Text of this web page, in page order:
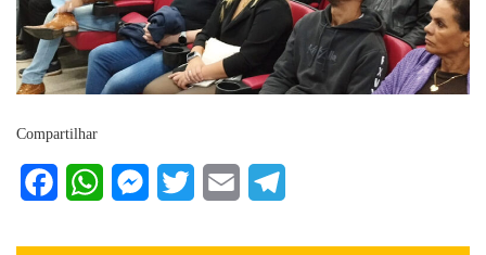
Compartilhar
FacebookWhatsAppMessenger
Twitter Email